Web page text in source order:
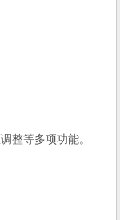
整等多项功能。